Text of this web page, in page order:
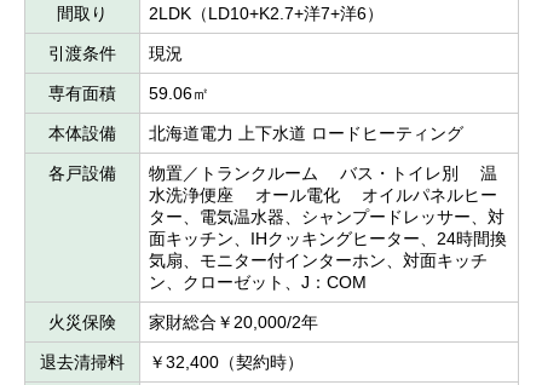
間取り 2LDK（LD10+K2.7+洋7+洋6）
引渡条件 現況
専有面積 59.06㎡
本体設備 北海道電力 上下水道 ロードヒーティング
各戸設備
物置／トランクルーム バス・トイレ別 温
水洗浄便座 オール電化 オイルパネルヒー
ター、電気温水器、シャンプードレッサー、対
面キッチン、IHクッキングヒーター、24時間換
気扇、モニター付インターホン、対面キッチ
ン、クローゼット、J：COM
火災保険 家財総合￥20,000/2年
退去清掃料 ￥32,400（契約時）